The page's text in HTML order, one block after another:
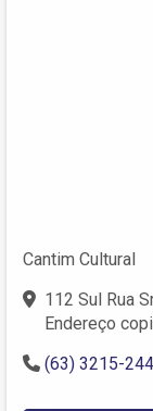
Cantim Cultural
112 Sul Rua
Endereço
(63) 3215-